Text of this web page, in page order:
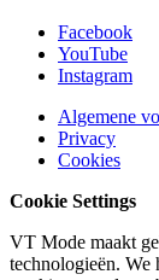
Facebook
YouTube
Instagram
Algemene
Privacy
Cookies
Cookie Settings
VT Mode maakt
technologieën. We